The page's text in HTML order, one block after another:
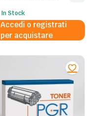
In Stock
Accedi o registrati
per acquistare